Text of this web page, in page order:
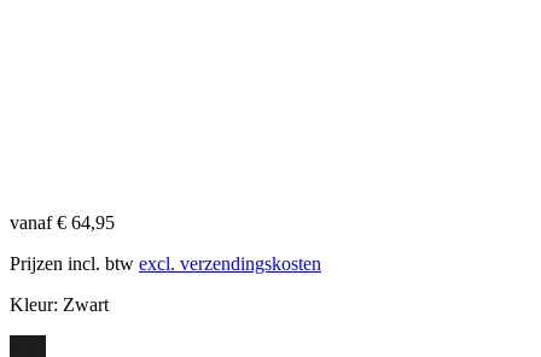
vanaf € 64,95
Prijzen incl. btw excl. verzendingskosten
Kleur: Zwart